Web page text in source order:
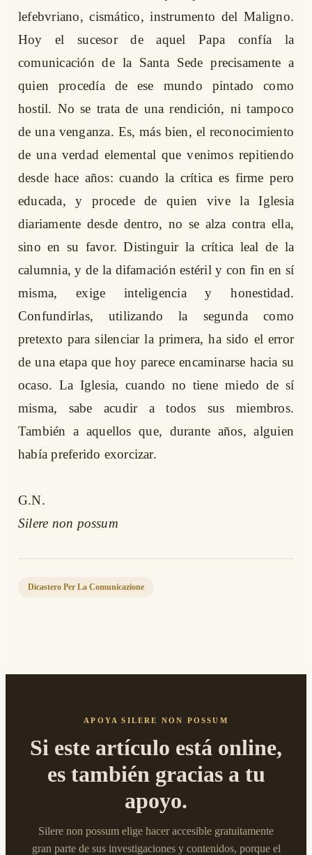
lefebvriano, cismático, instrumento del Maligno.
Hoy el sucesor de aquel Papa confía la
comunicación de la Santa Sede precisamente a
quien procedía de ese mundo pintado como
hostil. No se trata de una rendición, ni tampoco
de una venganza. Es, más bien, el reconocimiento
de una verdad elemental que venimos repitiendo
desde hace años: cuando la crítica es firme pero
educada, y procede de quien vive la Iglesia
diariamente desde dentro, no se alza contra ella,
sino en su favor. Distinguir la crítica leal de la
calumnia, y de la difamación estéril y con fin en sí
misma, exige inteligencia y honestidad.
Confundirlas, utilizando la segunda como
pretexto para silenciar la primera, ha sido el error
de una etapa que hoy parece encaminarse hacia su
ocaso. La Iglesia, cuando no tiene miedo de sí
misma, sabe acudir a todos sus miembros.
También a aquellos que, durante años, alguien
había preferido exorcizar.
G.N.
Silere non possum
Dicastero Per La Comunicazione
APOYA SILERE NON POSSUM
Si este artículo está online,
es también gracias a tu
apoyo.
Silere non possum elige hacer accesible gratuitamente
gran parte de sus investigaciones y contenidos, porque el